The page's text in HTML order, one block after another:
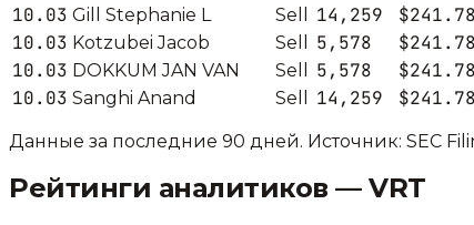
10.03 Gill Stephanie L Sell 14,259
$241.78
10.03 Kotzubei Jacob Sell 5,578
$241.78
10.03 DOKKUM JAN VAN Sell 5,578
$241.78
10.03 Sanghi Anand Sell 14,259 $241.78
Данные за последние 90 дней. Источник: SEC
Рейтинги аналитиков —VRT